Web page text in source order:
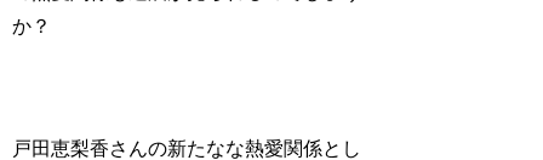
か？
戸田恵梨香さんの新たなな熱愛関係とし